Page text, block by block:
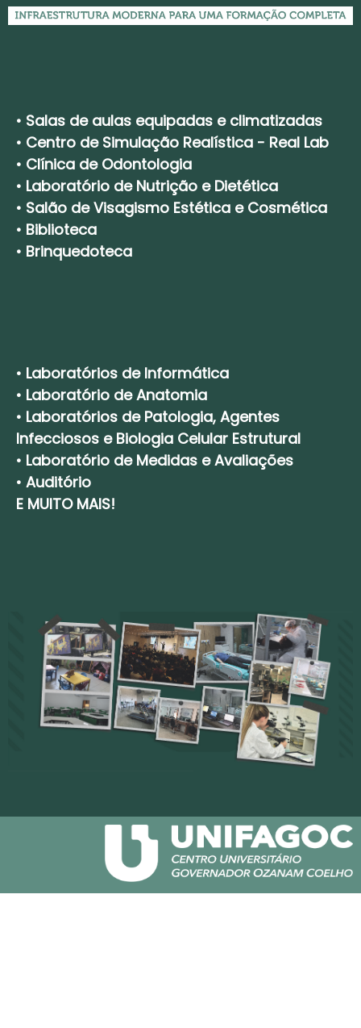
• Salas de aulas equipadas e climatizadas
• Centro de Simulação Realística - Real Lab
• Clínica de Odontologia
• Laboratório de Nutrição e Dietética
• Salão de Visagismo Estética e Cosmética
• Biblioteca
• Brinquedoteca
• Laboratórios de Informática
• Laboratório de Anatomia
• Laboratórios de Patologia, Agentes
Infecciosos e Biologia Celular Estrutural
• Laboratório de Medidas e Avaliações
• Auditório
E MUITO MAIS!